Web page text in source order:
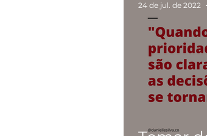
24 de jul. de 2022